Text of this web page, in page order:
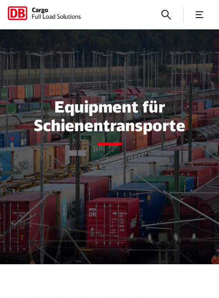
Schließen
Schließen
Equipment im
Equipment für
Schienentransporte